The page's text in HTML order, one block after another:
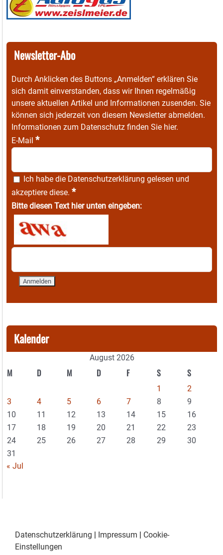
Newsletter-Abo
Durch Anklicken des Buttons „Anmelden“ erklären Sie
sich damit einverstanden, dass wir Ihnen regelmäßig
unsere aktuellen Artikel und Informationen zusenden. Sie
können sich jederzeit von diesem Newsletter abmelden.
Informationen zum Datenschutz finden Sie hier.
E-Mail *
Ich habe die Datenschutzerklärung gelesen und
akzeptiere diese. *
Bitte diesen Text hier unten eingeben:
Kalender
August 2026
M D M D F S S
1
2
3
4 5 6 7 8
9
10
11 12 13 14 15
16
17
18 19 20 21 22
23
24
25 26 27 28 29
30
31
« Jul
Datenschutzerklärung Impressum
Cookie-
Einstellungen